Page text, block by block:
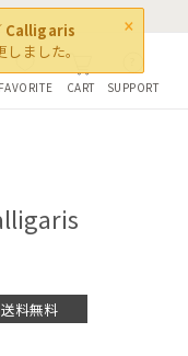
×
Calligaris
ました。
SUPPORT
CART
FAVORITE
送料無料